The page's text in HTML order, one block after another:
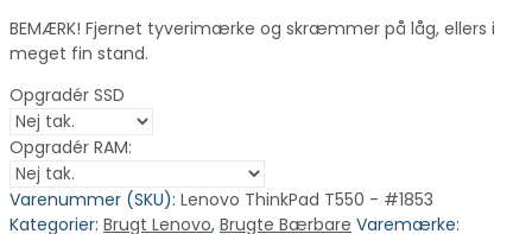
BEMÆRK! Fjernet tyverimærke og skræmmer på låg, ellers i
meget fin stand.
Opgradér SSD
Opgradér RAM:
Varenummer (SKU): Lenovo ThinkPad T550 - #1853
Kategorier: Brugt Lenovo, Brugte Bærbare Varemærke: